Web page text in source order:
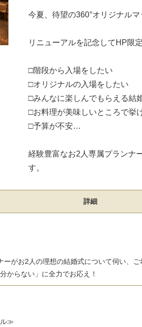
今夏、待望の360°オリジナル
リニューアルを記念してHP限
□階段から入場をしたい
□オリジナルの入場をしたい
□みんなに楽しんでもらえる結
□お料理が美味しいところで挙
□予算が不安…
経験豊富なお2人専属プランナ
す。
詳細
ーがお2人の理想の結婚式について伺い、
からない」に全力でお応え！
ル≫